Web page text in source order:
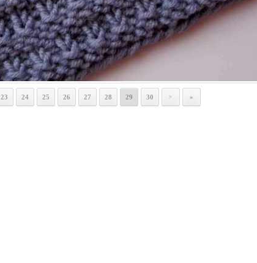
23 24 25 26 27 28 29 30 > »